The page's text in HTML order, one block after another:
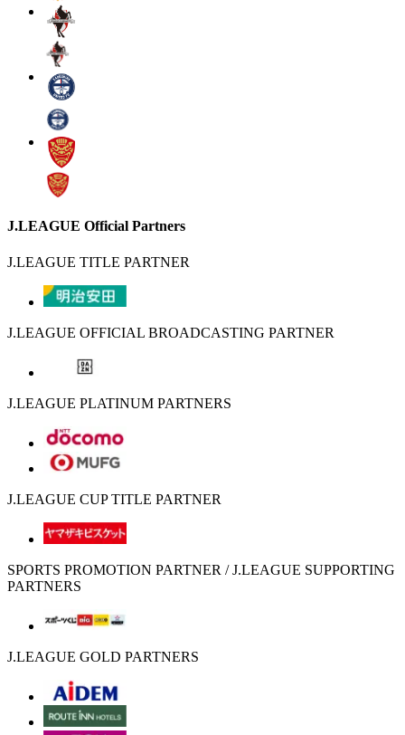
J.LEAGUE Official Partners
J.LEAGUE TITLE PARTNER
J.LEAGUE OFFICIAL BROADCASTING PARTNER
J.LEAGUE PLATINUM PARTNERS
J.LEAGUE CUP TITLE PARTNER
SPORTS PROMOTION PARTNER / J.LEAGUE SUPPORTING
PARTNERS
J.LEAGUE GOLD PARTNERS